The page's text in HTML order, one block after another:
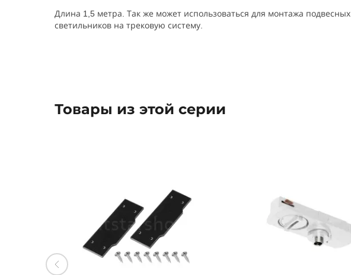
Длина 1,5 метра. Так же может использоваться для монтажа подвесных
светильников на трековую систему.
Товары из этой серии